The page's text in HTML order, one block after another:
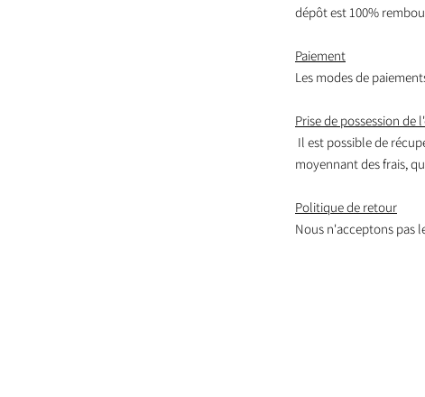
dépôt est 100%
Paiement
Les modes de
Prise de possession de
Il est possible de
moyennant des frais,
Politique de retour
Nous n'acceptons pas